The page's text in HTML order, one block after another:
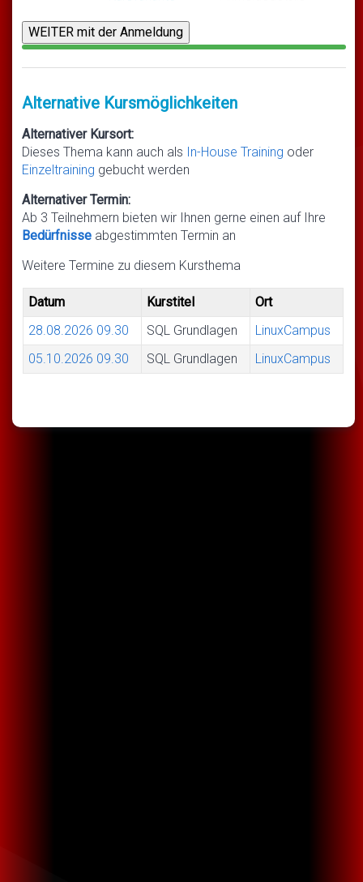
Alternative Kursmöglichkeiten
Alternativer Kursort:
Dieses Thema kann auch als In-House Training oder
Einzeltraining gebucht werden
Alternativer Termin:
Ab 3 Teilnehmern bieten wir Ihnen gerne einen auf Ihre
Bedürfnisse abgestimmten Termin an
Weitere Termine zu diesem Kursthema
Datum Kurstitel
Ort
28.08.2026 09.30 SQL Grundlagen
LinuxCampus
05.10.2026 09.30 SQL Grundlagen LinuxCampus